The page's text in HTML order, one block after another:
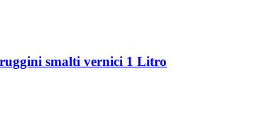
smalti vernici 1 Litro